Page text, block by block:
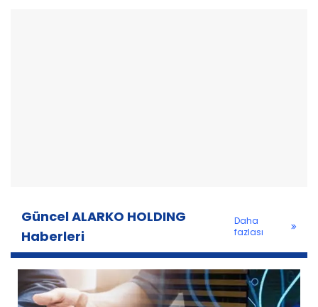
Güncel ALARKO HOLDING
Haberleri
Daha
fazlası